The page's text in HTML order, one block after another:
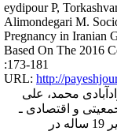
eydipour P,
Alimondegari M.
Pregnancy in Iranian
Based On The 2016
:173-181
URL: http://
محمد، علی
و اقتصادی ـ
اجتماعی بارداری در دختران زیر 19 ساله در